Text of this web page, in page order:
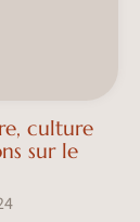
culture
sur le